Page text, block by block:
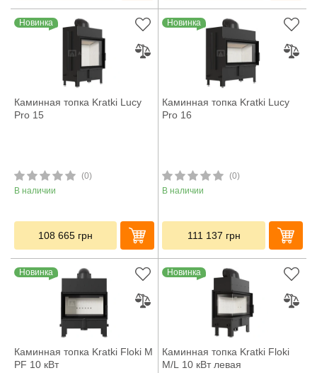
Новинка
Каминная топка Kratki Lucy
Pro 15
(0)
В наличии
108 665 грн
Новинка
Каминная топка Kratki Lucy
Pro 16
(0)
В наличии
111 137 грн
Новинка
Каминная топка Kratki Floki M
PF 10 кВт
Новинка
Каминная топка Kratki Floki
M/L 10 кВт левая